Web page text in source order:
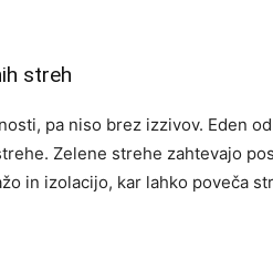
streh
pa niso brez izzivov. Eden
Zelene strehe zahtevajo
in izolacijo, kar lahko poveča